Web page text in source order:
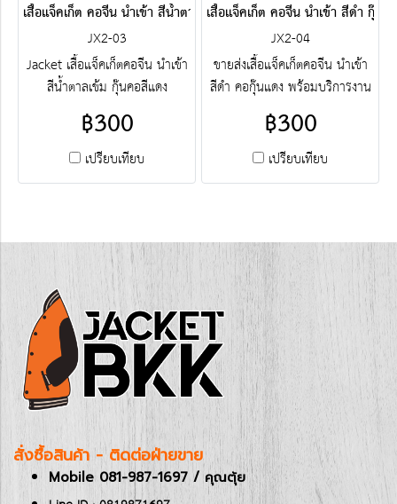
เสื้อแจ็คเก็ต คอจีน นำเข้า สีน้ำตาลเข้ม กุ๊นคอสีแดง
JX2-03
Jacket เสื้อแจ็คเก็ตคอจีน นำเข้า
สีน้ำตาลเข้ม กุ๊นคอสีแดง
฿300
เปรียบเทียบ
เสื้อแจ็คเก็ต คอจีน นำเข้า สีดำ กุ๊นค
JX2-04
ขายส่งเสื้อแจ็คเก็ตคอจีน นำเข้า
สีดำ คอกุ๊นแดง พร้อมบริการงาน
ปักและสกรีน ครบวงจร ติดต่อ
ฝ่ายขาย Line
: @jacketbkk (มี@ค่ะ)
฿300
เปรียบเทียบ
สั่งซื้อสินค้า - ติดต่อฝ่ายขาย
Mobile 081-987-1697 / คุณตุ้ย